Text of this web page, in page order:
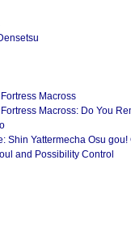
Macross
Macross: Do You
Shin Yattermecha Osu
and Possibility Control